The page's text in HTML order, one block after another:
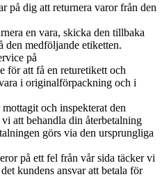
på dig att returnera varor från den
en vara, skicka den tillbaka
den medföljande etiketten.
på
för att få en returetikett och
i originalförpackning och i
och inspekterat den
att behandla din återbetalning
görs via den ursprungliga
på ett fel från vår sida täcker vi
kundens ansvar att betala för